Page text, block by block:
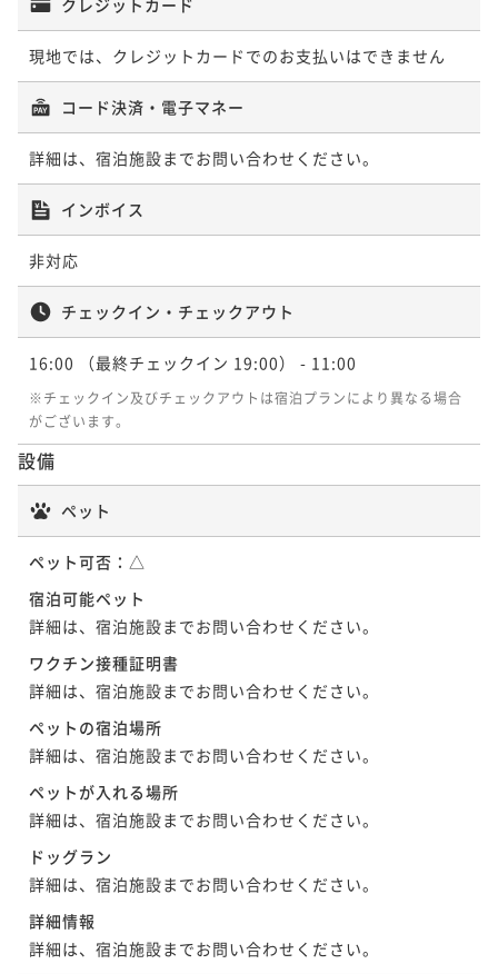
現地では、クレジットカードでのお支払いはできません
コード決済・電子マネー
詳細は、宿泊施設までお問い合わせください。
インボイス
非対応
チェックイン・チェックアウト
16:00 （最終チェックイン 19:00） - 11:00
※チェックイン及びチェックアウトは宿泊プランにより異なる場合
がございます。
設備
ペット
ペット可否： △
宿泊可能ペット
詳細は、宿泊施設までお問い合わせください。
ワクチン接種証明書
詳細は、宿泊施設までお問い合わせください。
ペットの宿泊場所
詳細は、宿泊施設までお問い合わせください。
ペットが入れる場所
詳細は、宿泊施設までお問い合わせください。
ドッグラン
詳細は、宿泊施設までお問い合わせください。
詳細情報
詳細は、宿泊施設までお問い合わせください。